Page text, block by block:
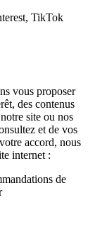
TikTok
vous proposer
des contenus
site ou nos
et de vos
accord, nous
internet :
de